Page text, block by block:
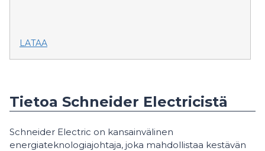
LATAA
Tietoa Schneider Electricistä
Schneider Electric on kansainvälinen
energiateknologiajohtaja, joka mahdollistaa kestävän